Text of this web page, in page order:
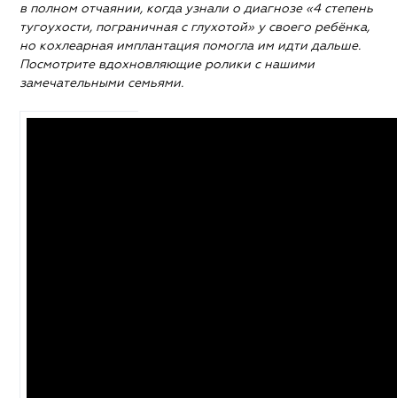
в полном отчаянии, когда узнали о диагнозе «4 степень
тугоухости, пограничная с глухотой» у своего ребёнка,
но кохлеарная имплантация помогла им идти дальше.
Посмотрите вдохновляющие ролики с нашими
замечательными семьями.